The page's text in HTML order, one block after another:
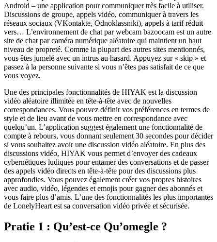
Android – une application pour communiquer très facile à utiliser.
Discussions de groupe, appels vidéo, communiquer à travers les
réseaux sociaux (VKontakte, Odnoklassniki), appels à tarif réduit
vers… L’environnement de chat par webcam bazoocam est un autre
site de chat par caméra numérique aléatoire qui maintient un haut
niveau de propreté. Comme la plupart des autres sites mentionnés,
vous êtes jumelé avec un intrus au hasard. Appuyez sur « skip » et
passez à la personne suivante si vous n’êtes pas satisfait de ce que
vous voyez.
Une des principales fonctionnalités de HIYAK est la discussion
vidéo aléatoire illimitée en tête-à-tête avec de nouvelles
correspondances. Vous pouvez définir vos préférences en termes de
style et de lieu avant de vous mettre en correspondance avec
quelqu’un. L’application suggest également une fonctionnalité de
compte à rebours, vous donnant seulement 30 secondes pour décider
si vous souhaitez avoir une discussion vidéo aléatoire. En plus des
discussions vidéo, HIYAK vous permet d’envoyer des cadeaux
cybernétiques ludiques pour entamer des conversations et de passer
des appels vidéo directs en tête-à-tête pour des discussions plus
approfondies. Vous pouvez également créer vos propres histoires
avec audio, vidéo, légendes et emojis pour gagner des abonnés et
vous faire plus d’amis. L’une des fonctionnalités les plus importantes
de LonelyHeart est sa conversation vidéo privée et sécurisée.
Pratie 1 : Qu’est-ce Qu’omegle ?